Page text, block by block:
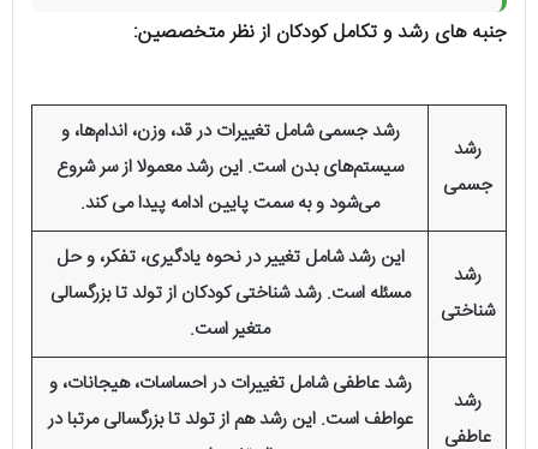
جنبه های رشد و تکامل کودکان از نظر متخصصین:
رشد
جسمی
رشد جسمی شامل تغییرات در قد، وزن، اندام‌ها، و
سیستم‌های بدن است. این رشد معمولا از سر شروع
می‌شود و به سمت پایین ادامه پیدا می کند.
رشد
شناختی
این رشد شامل تغییر در نحوه یادگیری، تفکر، و حل
مسئله است. رشد شناختی کودکان از تولد تا بزرگسالی
متغیر است.
رشد
عاطفی
رشد عاطفی شامل تغییرات در احساسات، هیجانات، و
عواطف است. این رشد هم از تولد تا بزرگسالی مرتبا در